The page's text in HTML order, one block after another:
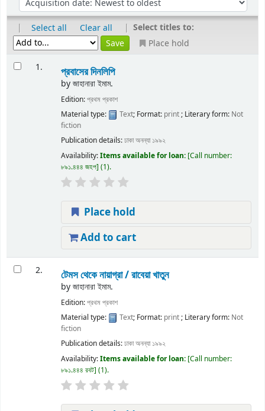
| Select all Clear all | Select titles to:
Place hold
1.
প্রবাসের দিনলিপি
byজাহানারা ইমাম.
Edition:প্রথম প্রকাশ
Material type:
Text; Format: print; Literary form: Not
fiction
Publication details:ঢাকাঅনন্যা ১৯৯২
Availability:Items available for loan: Call number:
৮৯১.৪৪৪ জহপ (1).
Place hold
Add to cart
2. টেমস থেকে নায়াগ্রা /রাবেয়া খাতুন
byজাহানারা ইমাম.
Edition:প্রথম প্রকাশ
Material type:
Text; Format: print; Literary form: Not
fiction
Publication details:ঢাকাঅনন্যা ১৯৯২
Availability:Items available for loan: Call number:
৮৯১.৪৪৪ রবট (1).